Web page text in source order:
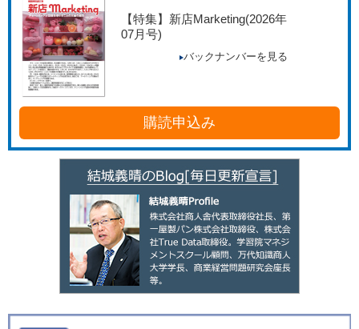
【特集】新店Marketing(2026年
07月号)
バックナンバーを見る
購読申込み